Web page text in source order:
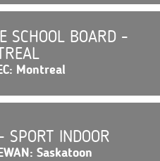
SCHOOL BOARD -
Montreal
SPORT INDOOR
Saskatoon